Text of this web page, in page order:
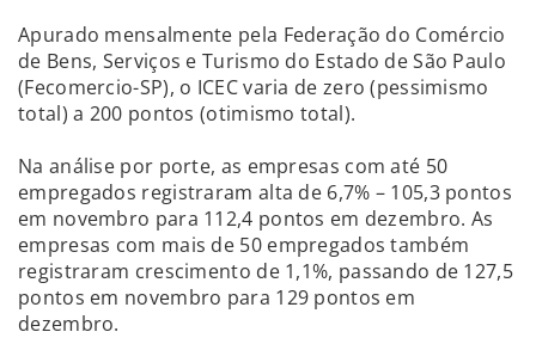
Apurado mensalmente pela Federação do Comércio
de Bens, Serviços e Turismo do Estado de São Paulo
(Fecomercio-SP), o ICEC varia de zero (pessimismo
total) a 200 pontos (otimismo total).
Na análise por porte, as empresas com até 50
empregados registraram alta de 6,7% – 105,3 pontos
em novembro para 112,4 pontos em dezembro. As
empresas com mais de 50 empregados também
registraram crescimento de 1,1%, passando de 127,5
pontos em novembro para 129 pontos em
dezembro.